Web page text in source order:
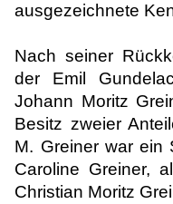
ausgezeichnete
Nach seiner
der Emil
Johann Moritz
Besitz zweier
M. Greiner war ein
Caroline Greiner,
Christian Moritz